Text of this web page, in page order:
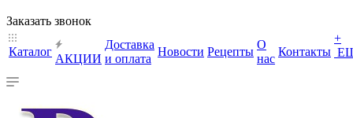
Заказать звонок
Каталог
АКЦИИ
Доставка
и оплата
Новости Рецепты
О
нас
Контакты
+